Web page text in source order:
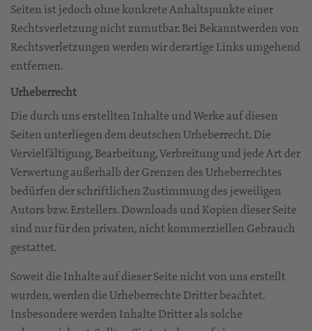
Seiten ist jedoch ohne konkrete Anhaltspunkte einer
Rechtsverletzung nicht zumutbar. Bei Bekanntwerden von
Rechtsverletzungen werden wir derartige Links umgehend
entfernen.
Urheberrecht
Die durch uns erstellten Inhalte und Werke auf diesen
Seiten unterliegen dem deutschen Urheberrecht. Die
Vervielfältigung, Bearbeitung, Verbreitung und jede Art der
Verwertung außerhalb der Grenzen des Urheberrechtes
bedürfen der schriftlichen Zustimmung des jeweiligen
Autors bzw. Erstellers. Downloads und Kopien dieser Seite
sind nur für den privaten, nicht kommerziellen Gebrauch
gestattet.
Soweit die Inhalte auf dieser Seite nicht von uns erstellt
wurden, werden die Urheberrechte Dritter beachtet.
Insbesondere werden Inhalte Dritter als solche